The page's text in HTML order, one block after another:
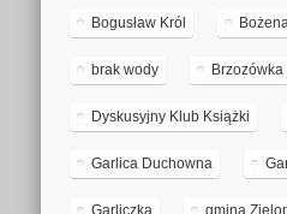
Bogusław Król
brak wody Brzozówka
Dyskusyjny Klub Książki
Garlica Duchowna
Garliczka gmina